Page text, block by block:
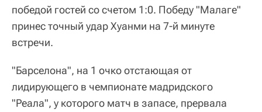
победой гостей со счетом 1:0. Победу "Малаге"
принес точный удар Хуанми на 7-й минуте
встречи.
"Барселона", на 1 очко отстающая от
лидирующего в чемпионате мадридского
"Реала", у которого матч в запасе, прервала